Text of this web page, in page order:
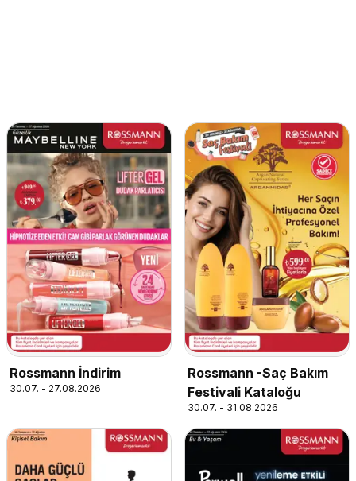
Rossmann İndirim
30.07. - 27.08.2026
Rossmann -Saç Bakım
Festivali Kataloğu
30.07. - 31.08.2026